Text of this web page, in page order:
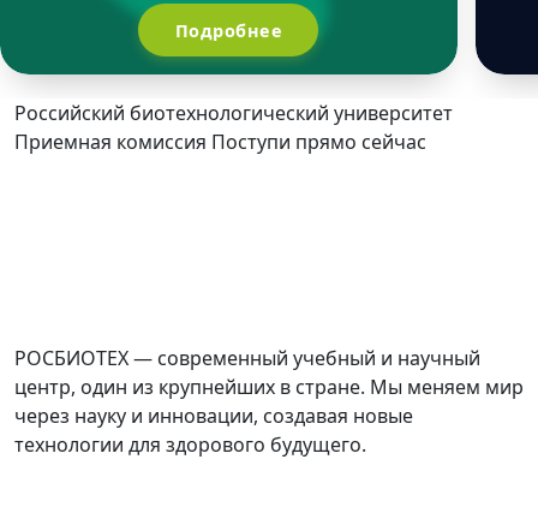
Подробнее
Российский биотехнологический университет
Приемная комиссия Поступи прямо сейчас
РОСБИОТЕХ — современный учебный и научный
центр, один из крупнейших в стране. Мы меняем мир
через науку и инновации, создавая новые
технологии для здорового будущего.